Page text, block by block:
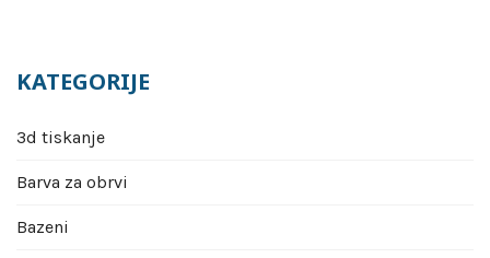
KATEGORIJE
3d tiskanje
Barva za obrvi
Bazeni